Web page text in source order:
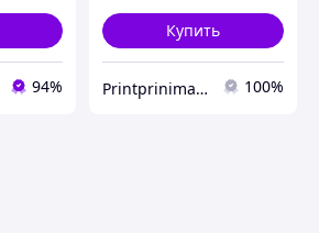
94%
Купить
Printprinimatel 100%